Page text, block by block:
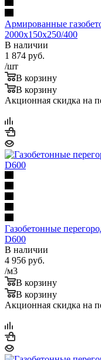
Армированные
2000х150х250/400
В наличии
1 874 руб.
/шт
В корзину
В корзину
Акционная скидка на
Газобетонные
D600
В наличии
4 956 руб.
/м3
В корзину
В корзину
Акционная скидка на